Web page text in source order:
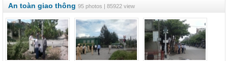
An toàn giao thông 95 photos | 85922 view